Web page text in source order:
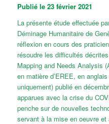
Publié le 23 février 2021
La présente étude effectuée
Déminage Humanitaire de
réflexion en cours des
résoudre les difficultés
Mapping and Needs Analysis
en matière d’EREE, en anglais
uniquement) publié en
apparues avec la crise du
penche sur de nouvelles
servant à la mise en oeuvre et